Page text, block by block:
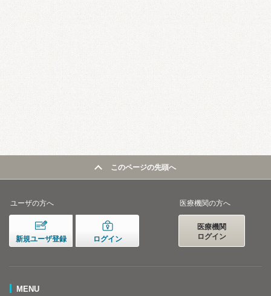
このページの先頭へ
ユーザの方へ
新規ユーザ登録 ログイン
医療機関の方へ
医療機関
ログイン
MENU